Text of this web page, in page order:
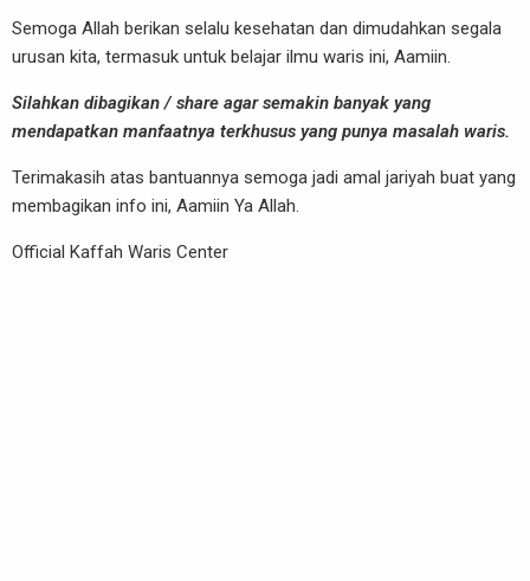
Semoga Allah berikan selalu kesehatan dan dimudahkan segala
urusan kita, termasuk untuk belajar ilmu waris ini, Aamiin.
Silahkan dibagikan / share agar semakin banyak yang
mendapatkan manfaatnya terkhusus yang punya masalah waris.
Terimakasih atas bantuannya semoga jadi amal jariyah buat yang
membagikan info ini, Aamiin Ya Allah.
Official Kaffah Waris Center